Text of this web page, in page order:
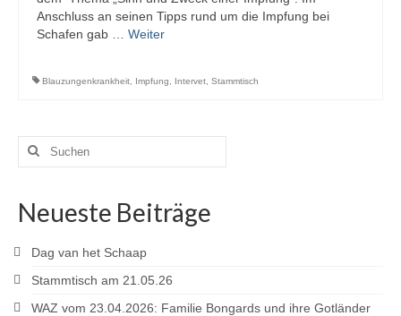
Anschluss an seinen Tipps rund um die Impfung bei
Schafen gab … Weiter
Blauzungenkrankheit Impfung Intervet Stammtisch
Suchen
nach:
Neueste Beiträge
Dag van het Schaap
Stammtisch am 21.05.26
WAZ vom 23.04.2026: Familie Bongards und ihre Gotländer